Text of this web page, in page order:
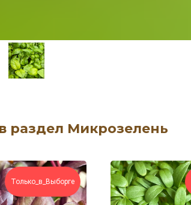
раздел Микрозелень
Только_в_Выборге